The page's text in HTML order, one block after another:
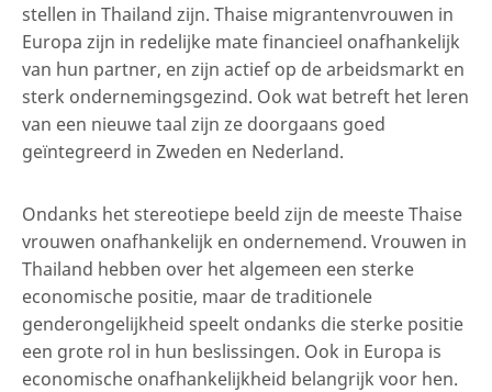
stellen in Thailand zijn. Thaise migrantenvrouwen in
Europa zijn in redelijke mate financieel onafhankelijk
van hun partner, en zijn actief op de arbeidsmarkt en
sterk ondernemingsgezind. Ook wat betreft het leren
van een nieuwe taal zijn ze doorgaans goed
geïntegreerd in Zweden en Nederland.
Ondanks het stereotiepe beeld zijn de meeste Thaise
vrouwen onafhankelijk en ondernemend. Vrouwen in
Thailand hebben over het algemeen een sterke
economische positie, maar de traditionele
genderongelijkheid speelt ondanks die sterke positie
een grote rol in hun beslissingen. Ook in Europa is
economische onafhankelijkheid belangrijk voor hen.